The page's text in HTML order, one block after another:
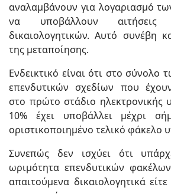
αναλαμβάνουν για λογαριασμό
να υποβάλλουν αιτήσεις
δικαιολογητικών. Αυτό συνέβη
της μεταποίησης.
Ενδεικτικό είναι ότι στο σύνολο
επενδυτικών σχεδίων που
στο πρώτο στάδιο ηλεκτρονικής
10% έχει υποβάλλει μέχρι
οριστικοποιημένο τελικό φάκελο
Συνεπώς δεν ισχύει ότι
ωριμότητα επενδυτικών
απαιτούμενα δικαιολογητικά